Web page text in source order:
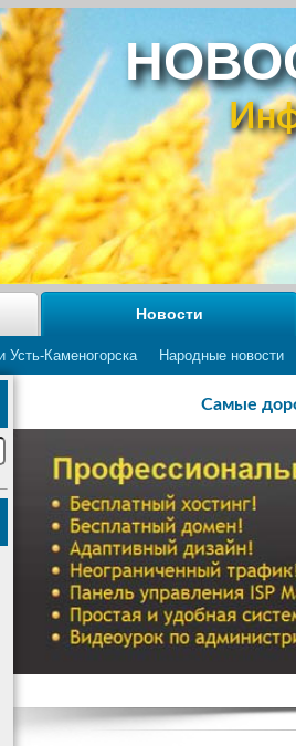
Новости
Усть-Каменогорска Народные новости
Самые